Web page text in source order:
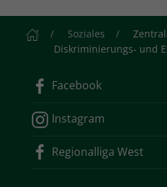
StartseiteSoziales
Diskriminierungs- und
Facebook
Instagram
Regionalliga West